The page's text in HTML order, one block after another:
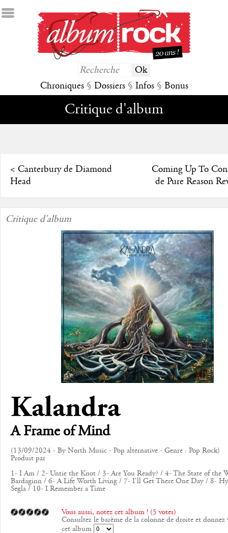
Chroniques § Dossiers § Infos § Bonus
Critique d'album
< Canterbury de Diamond
Head
Coming Up To
de Pure Reason
Critique d'album
Kalandra
A Frame of Mind
(13/09/2024 - By North Music - Pop alternative - Genre : Pop Rock)
Produit par
1- I Am / 2- Untie the Knot / 3- Are You Ready? / 4- The State of the
Bardaginn / 6- A Life Worth Living / 7- I'll Get There One Day / 8-
Segla / 10- I Remember a Time
Vous aussi, notez cet album ! (5 votes)
Consultez le barème de la colonne de droite et donnez
cet album